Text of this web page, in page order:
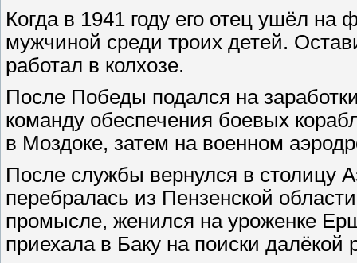
Когда в 1941 году его отец ушёл на
мужчиной среди троих детей.
работал в колхозе.
После Победы подался на
команду обеспечения боевых
в Моздоке, затем на военном
После службы вернулся в столицу
перебралась из Пензенской
промысле, женился на уроженке
приехала в Баку на поиски далёкой